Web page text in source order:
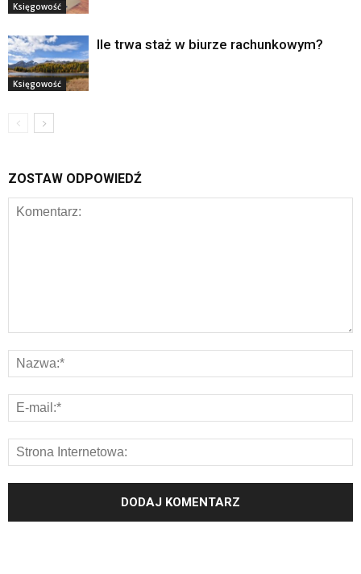
Księgowość
Księgowość
Ile trwa staż w biurze rachunkowym?
ZOSTAW ODPOWIEDŹ